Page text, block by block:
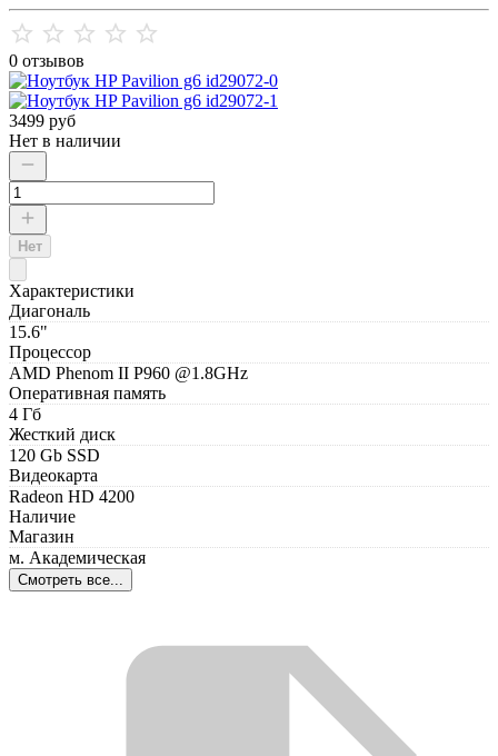
0 отзывов
3499 руб
Нет в наличии
Нет
Характеристики
Диагональ
15.6"
Процессор
AMD Phenom II P960 @1.8GHz
Оперативная память
4 Гб
Жесткий диск
120 Gb SSD
Видеокарта
Radeon HD 4200
Наличие
Магазин
м. Академическая
Смотреть все...